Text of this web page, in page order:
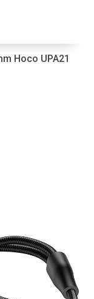
Hoco UPA21